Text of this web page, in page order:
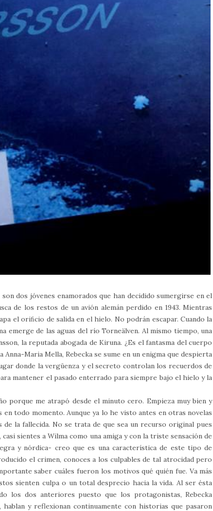
son dos jóvenes enamorados que han decidido sumergirse en el
de los restos de un avión alemán perdido en 1943. Mientras
el oriﬁcio de salida en el hielo. No podrán escapar. Cuando la
emerge de las aguas del río Torneälven. Al mismo tiempo, una
la reputada abogada de Kiruna. ¿Es el fantasma del cuerpo
Maria Mella, Rebecka se sume en un enigma que despierta
donde la vergüenza y el secreto controlan los recuerdos de
mantener el pasado enterrado para siempre bajo el hielo y la
porque me atrapó desde el minuto cero. Empieza muy bien y
todo momento. Aunque ya lo he visto antes en otras novelas
la fallecida. No se trata de que sea un recurso original pues
sientes a Wilma como una amiga y con la triste sensación de
y nórdica- creo que es una característica de este tipo de
el crimen, conoces a los culpables de tal atrocidad pero
saber cuáles fueron los motivos qué quién fue. Va más
sienten culpa o un total desprecio hacia la vida. Al ser ésta
los dos anteriores puesto que los protagonistas, Rebecka
y reflexionan continuamente con historias que pasaron